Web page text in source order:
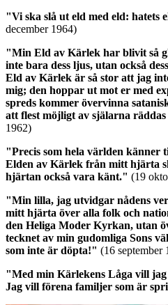
"Vi ska slå ut eld med eld: hatets
december 1964)
"Min Eld av Kärlek har blivit så
inte bara dess ljus, utan också
Eld av Kärlek är så stor att jag
mig; den hoppar ut mot er med
spreds kommer övervinna
att flest möjligt av själarna
1962)
"Precis som hela världen känner
Elden av Kärlek från mitt hjärta
hjärtan också vara känt." (19
"Min lilla, jag utvidgar nådens
mitt hjärta över alla folk och
den Heliga Moder Kyrkan, utan
tecknet av min gudomliga Sons
som inte är döpta!" (16 september
"Med min Kärlekens Låga vill
Jag vill förena familjer som är